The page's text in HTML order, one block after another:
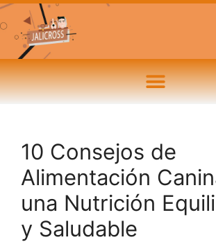
10 Consejos de
Alimentación
una Nutrición
y Saludable